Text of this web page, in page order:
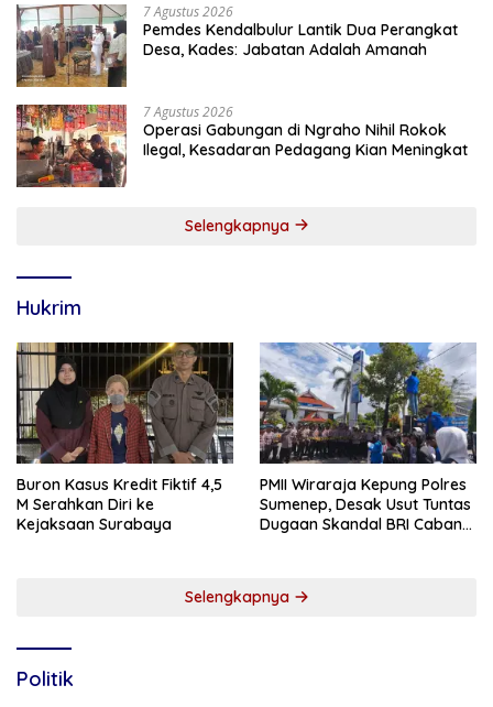
7 Agustus 2026
Pemdes Kendalbulur Lantik Dua Perangkat
Desa, Kades: Jabatan Adalah Amanah
7 Agustus 2026
Operasi Gabungan di Ngraho Nihil Rokok
Ilegal, Kesadaran Pedagang Kian Meningkat
Selengkapnya
Hukrim
Buron Kasus Kredit Fiktif 4,5
M Serahkan Diri ke
Kejaksaan Surabaya
PMII Wiraraja Kepung Polres
Sumenep, Desak Usut Tuntas
Dugaan Skandal BRI Cabang
Selengkapnya
Politik